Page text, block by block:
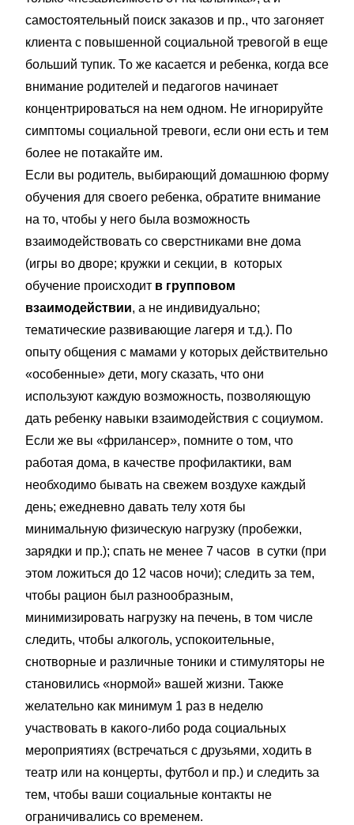
самостоятельный поиск заказов и пр., что загоняет
клиента с повышенной социальной тревогой в еще
больший тупик. То же касается и ребенка, когда все
внимание родителей и педагогов начинает
концентрироваться на нем одном. Не игнорируйте
симптомы социальной тревоги, если они есть и тем
более не потакайте им.
Если вы родитель, выбирающий домашнюю форму
обучения для своего ребенка, обратите внимание
на то, чтобы у него была возможность
взаимодействовать со сверстниками вне дома
(игры во дворе; кружки и секции, в которых
обучение происходит в групповом
взаимодействии, а не индивидуально;
тематические развивающие лагеря и т.д.). По
опыту общения с мамами у которых действительно
«особенные» дети, могу сказать, что они
используют каждую возможность, позволяющую
дать ребенку навыки взаимодействия с социумом.
Если же вы «фрилансер», помните о том, что
работая дома, в качестве профилактики, вам
необходимо бывать на свежем воздухе каждый
день; ежедневно давать телу хотя бы
минимальную физическую нагрузку (пробежки,
зарядки и пр.); спать не менее 7 часов в сутки (при
этом ложиться до 12 часов ночи); следить за тем,
чтобы рацион был разнообразным,
минимизировать нагрузку на печень, в том числе
следить, чтобы алкоголь, успокоительные,
снотворные и различные тоники и стимуляторы не
становились «нормой» вашей жизни. Также
желательно как минимум 1 раз в неделю
участвовать в какого-либо рода социальных
мероприятиях (встречаться с друзьями, ходить в
театр или на концерты, футбол и пр.) и следить за
тем, чтобы ваши социальные контакты не
ограничивались со временем.